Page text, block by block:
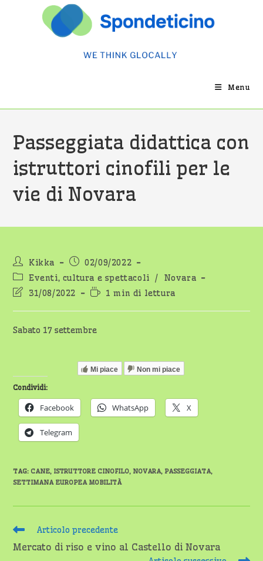
Menu
Passeggiata didattica con
istruttori cinofili per le
vie di Novara
Autore
dell'articolo:
Kikka
Articolo
pubblicato:
02/09/2022
Categoria
dell'articolo:
Eventi, cultura e spettacoli /
Novara
Ultima
dell'articolo:
31/08/2022
Tempo
lettura:
1 min di lettura
Sabato 17 settembre
Mi piace Non mi piace
Condividi:
Facebook WhatsApp X
Telegram
TAG: CANE, ISTRUTTORE CINOFILO, NOVARA, PASSEGGIATA,
SETTIMANA EUROPEA MOBILITÀ
Leggi
articoli
Articolo precedente
Mercato di riso e vino al Castello di Novara